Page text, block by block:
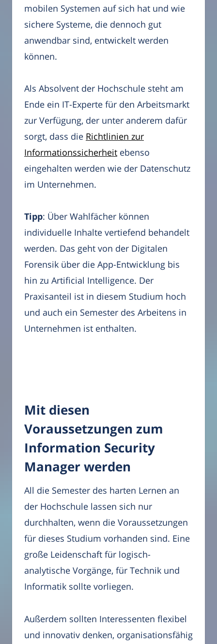
mobilen Systemen auf sich hat und wie
sichere Systeme, die dennoch gut
anwendbar sind, entwickelt werden
können.
Als Absolvent der Hochschule steht am
Ende ein IT-Experte für den Arbeitsmarkt
zur Verfügung, der unter anderem dafür
sorgt, dass die Richtlinien zur
Informationssicherheit ebenso
eingehalten werden wie der Datenschutz
im Unternehmen.
Tipp: Über Wahlfächer können
individuelle Inhalte vertiefend behandelt
werden. Das geht von der Digitalen
Forensik über die App-Entwicklung bis
hin zu Artificial Intelligence. Der
Praxisanteil ist in diesem Studium hoch
und auch ein Semester des Arbeitens in
Unternehmen ist enthalten.
Mit diesen
Voraussetzungen zum
Information Security
Manager werden
All die Semester des harten Lernen an
der Hochschule lassen sich nur
durchhalten, wenn die Voraussetzungen
für dieses Studium vorhanden sind. Eine
große Leidenschaft für logisch-
analytische Vorgänge, für Technik und
Informatik sollte vorliegen.
Außerdem sollten Interessenten flexibel
und innovativ denken, organisationsfähig